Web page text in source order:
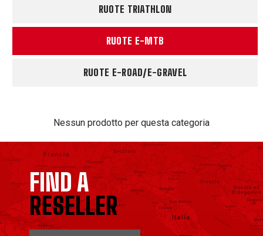
RUOTE TRIATHLON
RUOTE E-MTB
RUOTE E-ROAD/E-GRAVEL
Nessun prodotto per questa categoria
FIND A
RESELLER